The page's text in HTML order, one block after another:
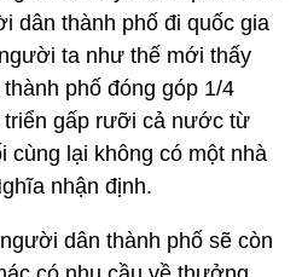
dân thành phố đi quốc gia
ta như thế mới thấy
phố đóng góp 1/4
triển gấp rưỡi cả nước từ
cùng lại không có một nhà
nhận định.
dân thành phố sẽ còn